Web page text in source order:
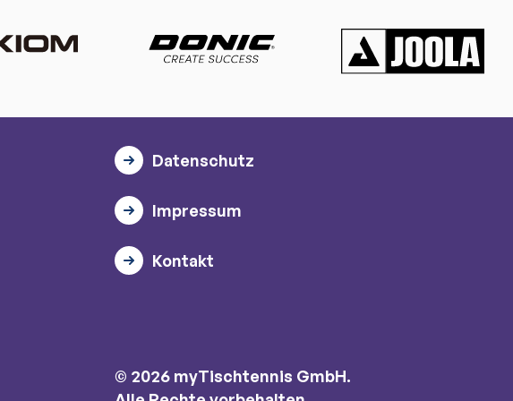
Datenschutz
Impressum
Kontakt
© 2026 myTischtennis GmbH.